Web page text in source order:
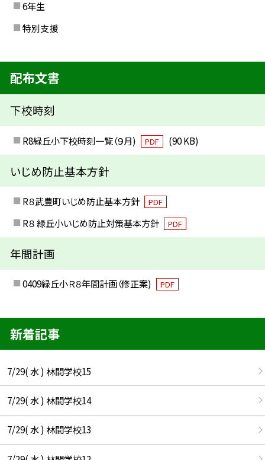
6年生
特別支援
配布文書
下校時刻
R8緑丘小下校時刻一覧（９月) PDF (90 KB)
いじめ防止基本方針
R８武豊町いじめ防止基本方針 PDF
R８ 緑丘小いじめ防止対策基本方針 PDF
年間計画
0409緑丘小Ｒ８年間計画（修正案) PDF
新着記事
7/29( 水 ) 林間学校15
7/29( 水 ) 林間学校14
7/29( 水 ) 林間学校13